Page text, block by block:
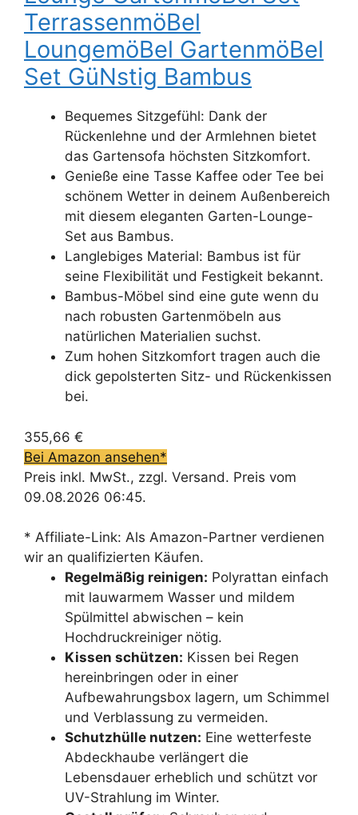
TerrassenmöBel
LoungemöBel GartenmöBel
Set GüNstig Bambus
Bequemes Sitzgefühl: Dank der
Rückenlehne und der Armlehnen bietet
das Gartensofa höchsten Sitzkomfort.
Genieße eine Tasse Kaffee oder Tee bei
schönem Wetter in deinem Außenbereich
mit diesem eleganten Garten-Lounge-
Set aus Bambus.
Langlebiges Material: Bambus ist für
seine Flexibilität und Festigkeit bekannt.
Bambus-Möbel sind eine gute wenn du
nach robusten Gartenmöbeln aus
natürlichen Materialien suchst.
Zum hohen Sitzkomfort tragen auch die
dick gepolsterten Sitz- und Rückenkissen
bei.
355,66 €
Bei Amazon ansehen*
Preis inkl. MwSt., zzgl. Versand. Preis vom
09.08.2026 06:45.
* Affiliate-Link: Als Amazon-Partner verdienen
wir an qualifizierten Käufen.
Regelmäßig reinigen: Polyrattan einfach
mit lauwarmem Wasser und mildem
Spülmittel abwischen – kein
Hochdruckreiniger nötig.
Kissen schützen: Kissen bei Regen
hereinbringen oder in einer
Aufbewahrungsbox lagern, um Schimmel
und Verblassung zu vermeiden.
Schutzhülle nutzen: Eine wetterfeste
Abdeckhaube verlängert die
Lebensdauer erheblich und schützt vor
UV-Strahlung im Winter.